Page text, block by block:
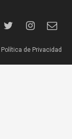
Política de Privacidad